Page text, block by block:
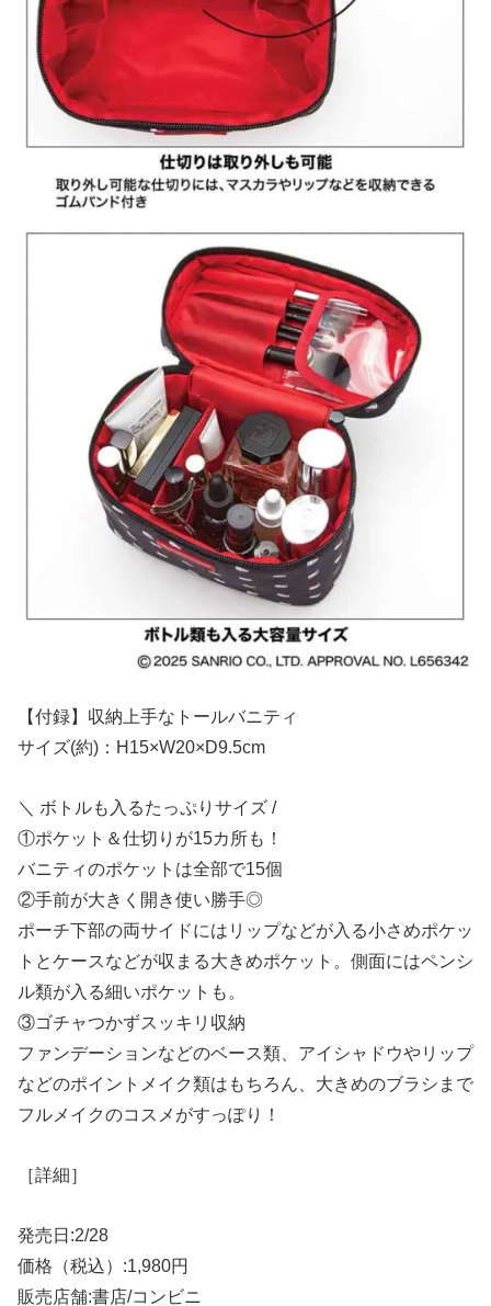
【付録】収納上手なトールバニティ
サイズ(約)：H15×W20×D9.5cm
＼ ボトルも入るたっぷりサイズ /
①ポケット＆仕切りが15カ所も！
バニティのポケットは全部で15個
②手前が大きく開き使い勝手◎
ポーチ下部の両サイドにはリップなどが入る小さめポケッ
トとケースなどが収まる大きめポケット。側面にはペンシ
ル類が入る細いポケットも。
③ゴチャつかずスッキリ収納
ファンデーションなどのベース類、アイシャドウやリップ
などのポイントメイク類はもちろん、大きめのブラシまで
フルメイクのコスメがすっぽり！
［詳細］
発売日:2/28
価格（税込）:1,980円
販売店舗:書店/コンビニ